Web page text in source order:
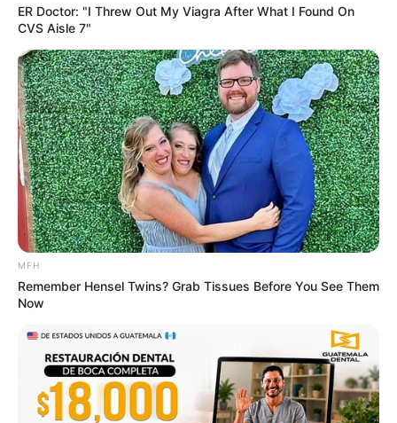
Stop Overpaying: The 10-Second Check That
STOPWATT
Orthopedist: Very Few Know This Knee Arthritis
ER Doctor: "I Threw Out My Viagra After What I Found On
CVS Aisle 7"
MFH
Remember Hensel Twins? Grab Tissues Before You See Them
Now